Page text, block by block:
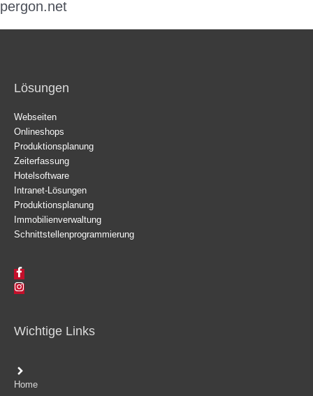
pergon.net
Lösungen
Webseiten
Onlineshops
Produktionsplanung
Zeiterfassung
Hotelsoftware
Intranet-Lösungen
Produktionsplanung
Immobilienverwaltung
Schnittstellenprogrammierung
Wichtige Links
Home